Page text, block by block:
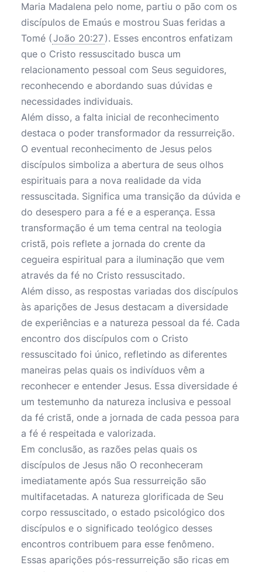
Maria Madalena pelo nome, partiu o pão com os
discípulos de Emaús e mostrou Suas feridas a
Tomé (João 20:27). Esses encontros enfatizam
que o Cristo ressuscitado busca um
relacionamento pessoal com Seus seguidores,
reconhecendo e abordando suas dúvidas e
necessidades individuais.
Além disso, a falta inicial de reconhecimento
destaca o poder transformador da ressurreição.
O eventual reconhecimento de Jesus pelos
discípulos simboliza a abertura de seus olhos
espirituais para a nova realidade da vida
ressuscitada. Significa uma transição da dúvida e
do desespero para a fé e a esperança. Essa
transformação é um tema central na teologia
cristã, pois reflete a jornada do crente da
cegueira espiritual para a iluminação que vem
através da fé no Cristo ressuscitado.
Além disso, as respostas variadas dos discípulos
às aparições de Jesus destacam a diversidade
de experiências e a natureza pessoal da fé. Cada
encontro dos discípulos com o Cristo
ressuscitado foi único, refletindo as diferentes
maneiras pelas quais os indivíduos vêm a
reconhecer e entender Jesus. Essa diversidade é
um testemunho da natureza inclusiva e pessoal
da fé cristã, onde a jornada de cada pessoa para
a fé é respeitada e valorizada.
Em conclusão, as razões pelas quais os
discípulos de Jesus não O reconheceram
imediatamente após Sua ressurreição são
multifacetadas. A natureza glorificada de Seu
corpo ressuscitado, o estado psicológico dos
discípulos e o significado teológico desses
encontros contribuem para esse fenômeno.
Essas aparições pós-ressurreição são ricas em